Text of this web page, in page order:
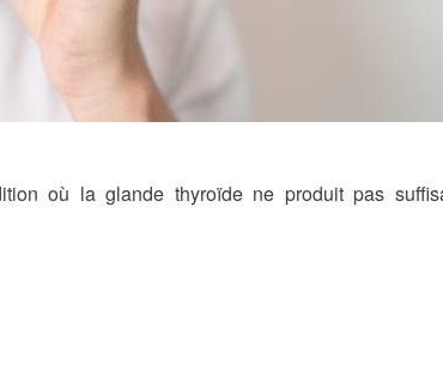
où la glande thyroïde ne produit pas